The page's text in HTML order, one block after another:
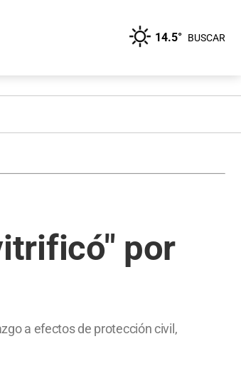
14.5° BUSCAR
por
a efectos de protección civil,